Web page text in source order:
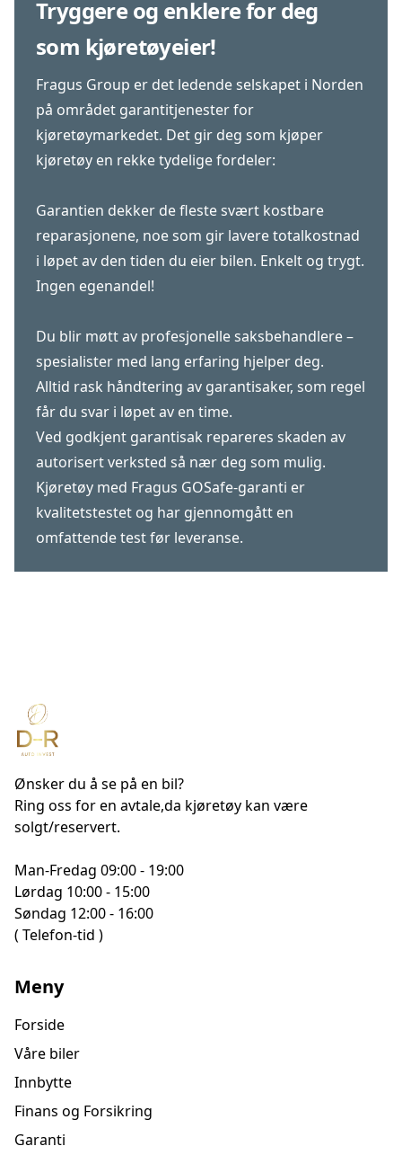
Tryggere og enklere for deg
som kjøretøyeier!
Fragus Group er det ledende selskapet i Norden
på området garantitjenester for
kjøretøymarkedet. Det gir deg som kjøper
kjøretøy en rekke tydelige fordeler:
Garantien dekker de fleste svært kostbare
reparasjonene, noe som gir lavere totalkostnad
i løpet av den tiden du eier bilen. Enkelt og trygt.
Ingen egenandel!
Du blir møtt av profesjonelle saksbehandlere –
spesialister med lang erfaring hjelper deg.
Alltid rask håndtering av garantisaker, som regel
får du svar i løpet av en time.
Ved godkjent garantisak repareres skaden av
autorisert verksted så nær deg som mulig.
Kjøretøy med Fragus GOSafe-garanti er
kvalitetstestet og har gjennomgått en
omfattende test før leveranse.
Ønsker du å se på en bil?
Ring oss for en avtale,da kjøretøy kan være
solgt/reservert.
Man-Fredag 09:00 - 19:00
Lørdag 10:00 - 15:00
Søndag 12:00 - 16:00
( Telefon-tid )
Meny
Forside
Våre biler
Innbytte
Finans og Forsikring
Garanti